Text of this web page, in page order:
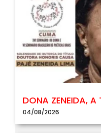
DONA ZENEIDA,
04/08/2026